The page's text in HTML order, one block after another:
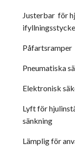
Justerbar för
Påfartsramper
Pneumatiska
Elektronisk
Lyft för
sänkning
Lämplig för